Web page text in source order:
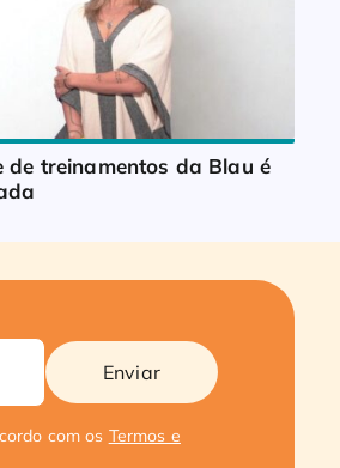
de treinamentos da Blau é
Enviar
com os Termos e